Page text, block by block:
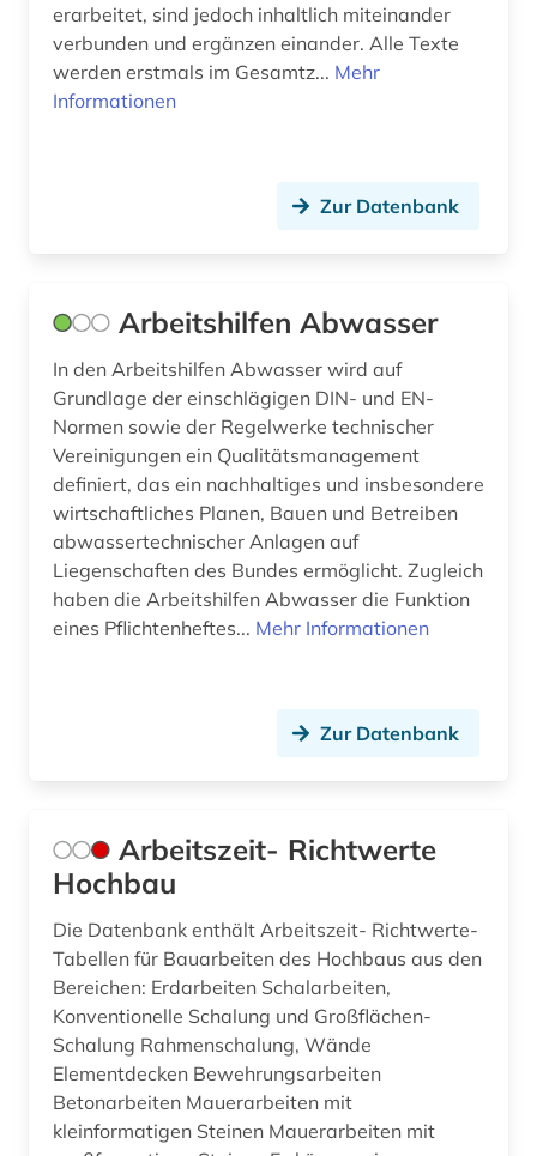
christliche kunst (3)
corbusier (1)
dachdecker (1)
daten (1)
datensammlung (3)
ddr (1)
debatte (1)
deckenmalerei (1)
dehio, georg | kunsthistoriker; hochschullehrer;
historiker; maler; zeichner (1)
denkmalschutz (3)
design (19)
designer (1)
designerin (1)
deutsch (6)
erarbeitet, sind jedoch inhaltlich miteinander
verbunden und ergänzen einander. Alle Texte
werden erstmals im Gesamtz... Mehr
Informationen
Zur Datenbank
Arbeitshilfen Abwasser
In den Arbeitshilfen Abwasser wird auf
Grundlage der einschlägigen DIN- und EN-
Normen sowie der Regelwerke technischer
Vereinigungen ein Qualitätsmanagement
definiert, das ein nachhaltiges und insbesondere
wirtschaftliches Planen, Bauen und Betreiben
abwassertechnischer Anlagen auf
Liegenschaften des Bundes ermöglicht. Zugleich
haben die Arbeitshilfen Abwasser die Funktion
eines Pflichtenheftes... Mehr Informationen
Zur Datenbank
Arbeitszeit- Richtwerte
Hochbau
Die Datenbank enthält Arbeitszeit- Richtwerte-
Tabellen für Bauarbeiten des Hochbaus aus den
Bereichen: Erdarbeiten Schalarbeiten,
Konventionelle Schalung und Großflächen-
Schalung Rahmenschalung, Wände
Elementdecken Bewehrungsarbeiten
Betonarbeiten Mauerarbeiten mit
kleinformatigen Steinen Mauerarbeiten mit